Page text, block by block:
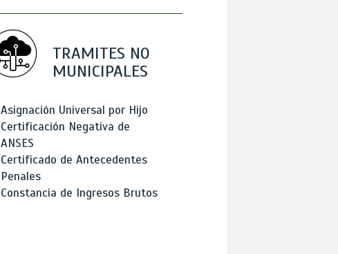
TRAMITES NO
MUNICIPALES
Asignación Universal por Hijo
Certificación Negativa de
ANSES
Certificado de Antecedentes
Penales
Constancia de Ingresos Brutos